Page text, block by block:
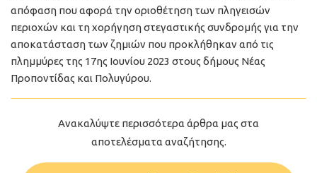
απόφαση που αφορά την οριοθέτηση των πληγεισών
περιοχών και τη χορήγηση στεγαστικής συνδρομής για την
αποκατάσταση των ζημιών που προκλήθηκαν από τις
πλημμύρες της 17ης Ιουνίου 2023 στους δήμους Νέας
Προποντίδας και Πολυγύρου.
Ανακαλύψτε περισσότερα άρθρα μας στα
αποτελέσματα αναζήτησης.